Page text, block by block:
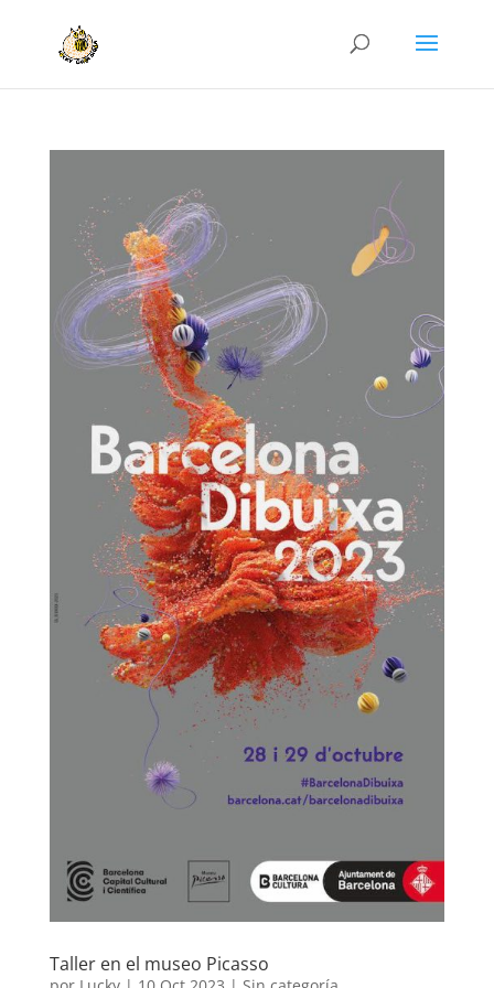
Taller en el museo Picasso